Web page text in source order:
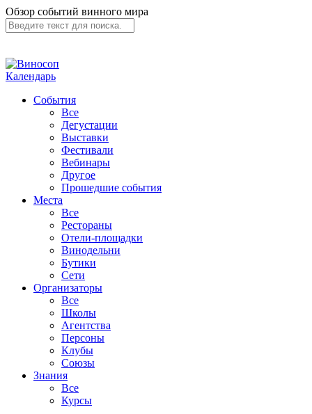
Обзор событий винного мира
Календарь
События
Все
Дегустации
Выставки
Фестивали
Вебинары
Другое
Прошедшие события
Места
Все
Рестораны
Отели-площадки
Винодельни
Бутики
Сети
Организаторы
Все
Школы
Агентства
Персоны
Клубы
Союзы
Знания
Все
Курсы